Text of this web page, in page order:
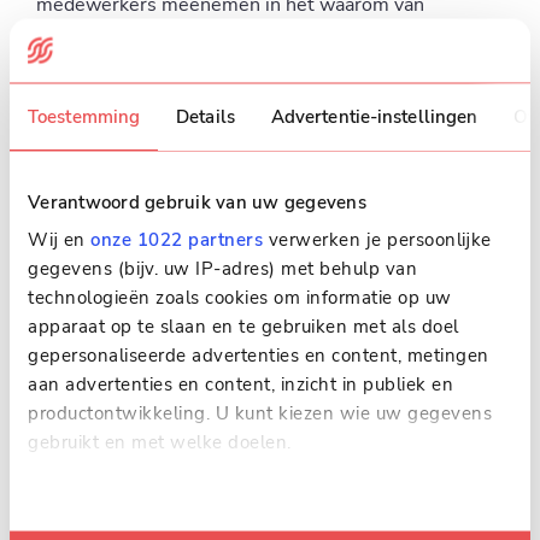
Toestemming Details Advertentie-instellingen
Verantwoord gebruik van uw gegevens
Wij en onze 1022 partners verwerken je persoonlijke
gegevens (bijv. uw IP-adres) met behulp van
technologieën zoals cookies om informatie op uw
apparaat op te slaan en te gebruiken met als doel
gepersonaliseerde advertenties en content, metingen
aan advertenties en content, inzicht in publiek en
productontwikkeling. U kunt kiezen wie uw gegevens
gebruikt en met welke doelen.
Informatie verzamelen over uw geografische
medewerkers meenemen in het waarom van
verandering. Zoals Gerrit Vixseboxse, directeur van
Skopos, het zegt: “Technologie is pas krachtig als de
organisatie er klaar voor is.”
Leiderschap betekent ook durven vertragen om
vooruit te komen. Tijd nemen om draagvlak te
creëren, processen te herontwerpen en te bouwen
aan een cultuur van continu verbeteren. ERP, CRM,
MES en data-analyse zijn dan hulpmiddelen — geen
stuur. De richting bepaal je zelf.
Samen verbeteren in de
praktijk
De grootste winst van digitale transformatie ontstaat